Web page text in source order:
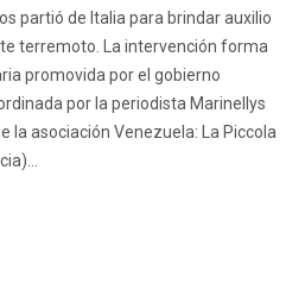
partió de Italia para brindar auxilio
terremoto. La intervención forma
promovida por el gobierno
por la periodista Marinellys
la asociación Venezuela: La Piccola